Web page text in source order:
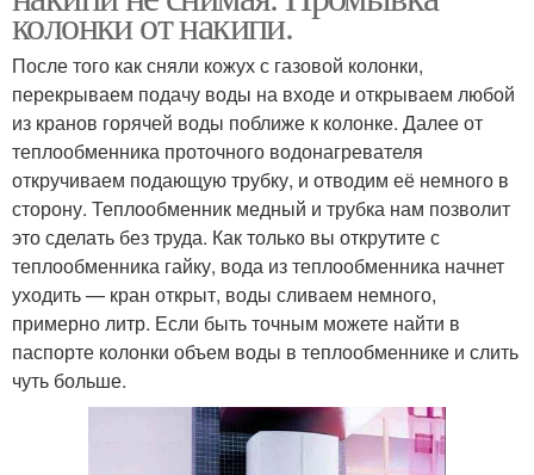
колонки от накипи.
После того как сняли кожух с газовой колонки,
перекрываем подачу воды на входе и открываем любой
из кранов горячей воды поближе к колонке. Далее от
теплообменника проточного водонагревателя
откручиваем подающую трубку, и отводим её немного в
сторону. Теплообменник медный и трубка нам позволит
это сделать без труда. Как только вы открутите с
теплообменника гайку, вода из теплообменника начнет
уходить — кран открыт, воды сливаем немного,
примерно литр. Если быть точным можете найти в
паспорте колонки объем воды в теплообменнике и слить
чуть больше.